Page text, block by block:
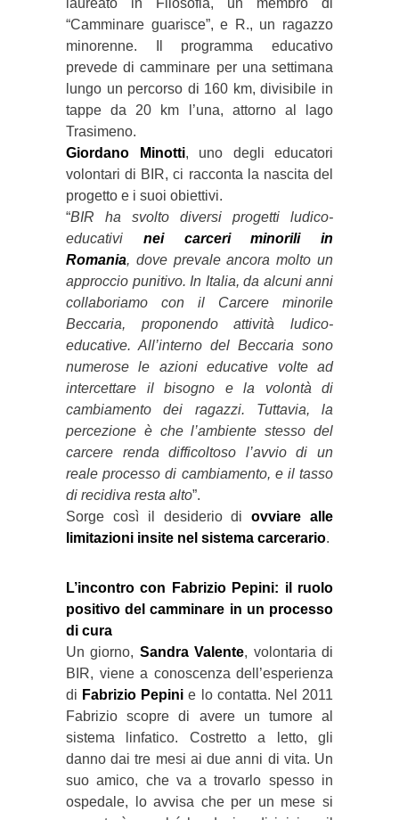
“Camminare guarisce”, e R., un ragazzo
minorenne. Il programma educativo
prevede di camminare per una settimana
lungo un percorso di 160 km, divisibile in
tappe da 20 km l’una, attorno al lago
Trasimeno.
Giordano Minotti, uno degli educatori
volontari di BIR, ci racconta la nascita del
progetto e i suoi obiettivi.
“BIR ha svolto diversi progetti ludico-
educativi nei carceri minorili in
Romania, dove prevale ancora molto un
approccio punitivo. In Italia, da alcuni anni
collaboriamo con il Carcere minorile
Beccaria, proponendo attività ludico-
educative. All’interno del Beccaria sono
numerose le azioni educative volte ad
intercettare il bisogno e la volontà di
cambiamento dei ragazzi. Tuttavia, la
percezione è che l’ambiente stesso del
carcere renda difficoltoso l’avvio di un
reale processo di cambiamento, e il tasso
di recidiva resta alto”.
Sorge così il desiderio diovviare alle
limitazioni insite nel sistema carcerario.
L’incontro con Fabrizio Pepini: il ruolo
positivo del camminare in un processo
di cura
Un giorno, Sandra Valente, volontaria di
BIR, viene a conoscenza dell’esperienza
di Fabrizio Pepini e lo contatta. Nel 2011
Fabrizio scopre di avere un tumore al
sistema linfatico. Costretto a letto, gli
danno dai tre mesi ai due anni di vita. Un
suo amico, che va a trovarlo spesso in
ospedale, lo avvisa che per un mese si